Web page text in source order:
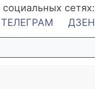
сетях:
ТЕЛЕГРАМ ДЗЕН